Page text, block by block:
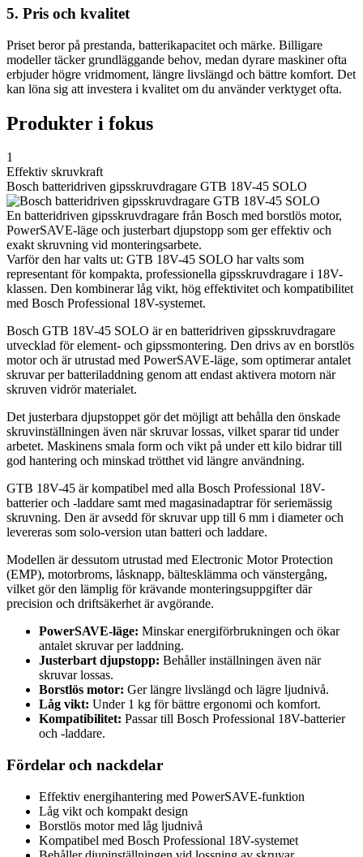
5. Pris och kvalitet
Priset beror på prestanda, batterikapacitet och märke. Billigare
modeller täcker grundläggande behov, medan dyrare maskiner ofta
erbjuder högre vridmoment, längre livslängd och bättre komfort. Det
kan löna sig att investera i kvalitet om du använder verktyget ofta.
Produkter i fokus
1
Effektiv skruvkraft
Bosch batteridriven gipsskruvdragare GTB 18V-45 SOLO
En batteridriven gipsskruvdragare från Bosch med borstlös motor,
PowerSAVE-läge och justerbart djupstopp som ger effektiv och
exakt skruvning vid monteringsarbete.
Varför den har valts ut: GTB 18V-45 SOLO har valts som
representant för kompakta, professionella gipsskruvdragare i 18V-
klassen. Den kombinerar låg vikt, hög effektivitet och kompatibilitet
med Bosch Professional 18V-systemet.
Bosch GTB 18V-45 SOLO är en batteridriven gipsskruvdragare
utvecklad för element- och gipssmontering. Den drivs av en borstlös
motor och är utrustad med PowerSAVE-läge, som optimerar antalet
skruvar per batteriladdning genom att endast aktivera motorn när
skruven vidrör materialet.
Det justerbara djupstoppet gör det möjligt att behålla den önskade
skruvinställningen även när skruvar lossas, vilket sparar tid under
arbetet. Maskinens smala form och vikt på under ett kilo bidrar till
god hantering och minskad trötthet vid längre användning.
GTB 18V-45 är kompatibel med alla Bosch Professional 18V-
batterier och -laddare samt med magasinadaptrar för seriemässig
skruvning. Den är avsedd för skruvar upp till 6 mm i diameter och
levereras som solo-version utan batteri och laddare.
Modellen är dessutom utrustad med Electronic Motor Protection
(EMP), motorbroms, låsknapp, bältesklämma och vänstergång,
vilket gör den lämplig för krävande monteringsuppgifter där
precision och driftsäkerhet är avgörande.
PowerSAVE-läge: Minskar energiförbrukningen och ökar
antalet skruvar per laddning.
Justerbart djupstopp: Behåller inställningen även när
skruvar lossas.
Borstlös motor: Ger längre livslängd och lägre ljudnivå.
Låg vikt: Under 1 kg för bättre ergonomi och komfort.
Kompatibilitet: Passar till Bosch Professional 18V-batterier
och -laddare.
Fördelar och nackdelar
Effektiv energihantering med PowerSAVE-funktion
Låg vikt och kompakt design
Borstlös motor med låg ljudnivå
Kompatibel med Bosch Professional 18V-systemet